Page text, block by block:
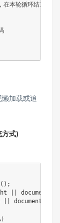
本轮循环结束前执
加载或追
方式)
( ) ;
document
document